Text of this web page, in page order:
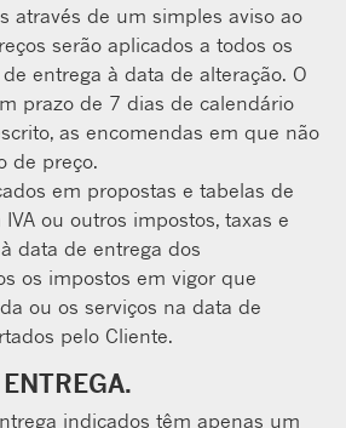
através de um simples aviso ao
serão aplicados a todos os
entrega à data de alteração. O
prazo de 7 dias de calendário
as encomendas em que não
de preço.
em propostas e tabelas de
ou outros impostos, taxas e
data de entrega dos
os impostos em vigor que
ou os serviços na data de
pelo Cliente.
indicados têm apenas um